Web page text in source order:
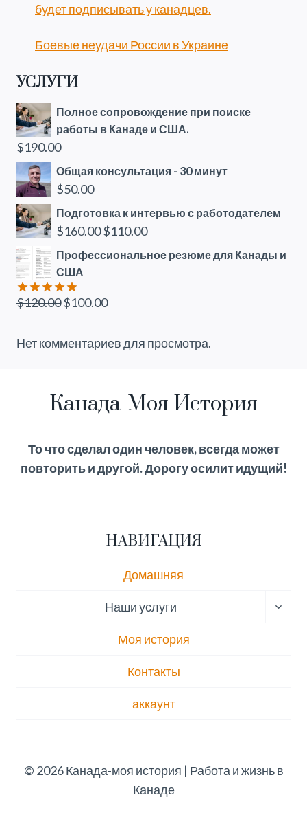
будет подписывать у канадцев.
Боевые неудачи России в Украине
УСЛУГИ
Полное сопровождение при поиске
работы в Канаде и США.
$190.00
Общая консультация - 30 минут
$50.00
Подготовка к интервью с работодателем
$160.00 Первоначальная
цена
$110.00Текущая
цена:
Профессиональное резюме для Канады и
США
Оценка
$120.00 Первоначальная
составляла
$100.00Текущая
$100.00.
Нет комментариев для просмотра.
Канада-Моя История
То что сделал один человек, всегда может
повторить и другой. Дорогу осилит идущий!
НАВИГАЦИЯ
Домашняя
Наши услуги
Моя история
Контакты
аккаунт
© 2026 Канада-моя история | Работа и жизнь в
Канаде